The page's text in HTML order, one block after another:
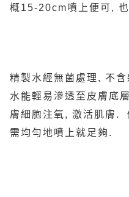
概15-20cm噴上便可,
精製水經無菌處理, 不
水能輕易滲透至皮膚底
膚細胞注氧, 激活肌膚.
需均勻地噴上就足夠.